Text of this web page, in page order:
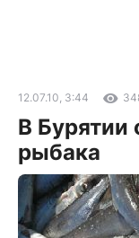
12.07.10, 3:44
В Бурятии
рыбака